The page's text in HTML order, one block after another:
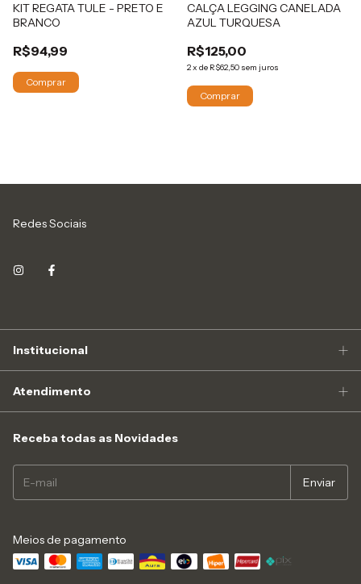
KIT REGATA TULE - PRETO E
BRANCO
R$94,99
Comprar
CALÇA LEGGING CANELADA
AZUL TURQUESA
R$125,00
2x de R$62,50 sem juros
Comprar
Redes Sociais
Institucional
Atendimento
Receba todas as Novidades
Meios de pagamento